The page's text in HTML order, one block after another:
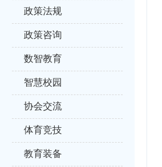
政策法规
政策咨询
数智教育
智慧校园
协会交流
体育竞技
教育装备